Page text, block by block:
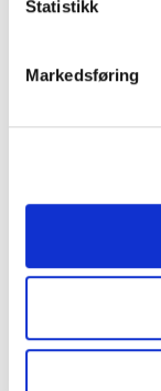
Statistikk
Markedsføring